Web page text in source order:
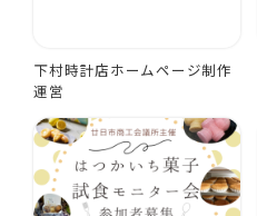
下村時計店ホームページ制作
運営